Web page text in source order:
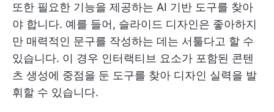
또한 필요한 기능을 제공하는 AI 기반 도구를 찾아
야 합니다. 예를 들어, 슬라이드 디자인은 좋아하지
만 매력적인 문구를 작성하는 데는 서툴다고 할 수
있습니다. 이 경우 인터랙티브 요소가 포함된 콘텐
츠 생성에 중점을 둔 도구를 찾아 디자인 실력을 발
휘할 수 있습니다.